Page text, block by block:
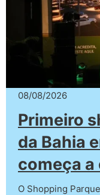
08/08/2026
Primeiro
da Bahia
começa
O Shopping